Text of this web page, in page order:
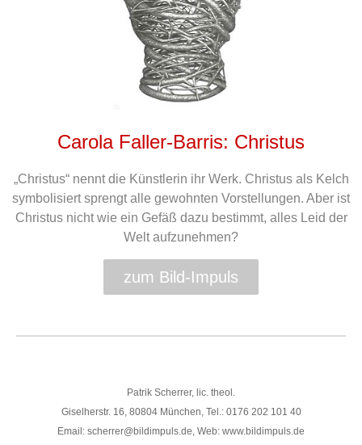
Carola Faller-Barris: Christus
„Christus“ nennt die Künstlerin ihr Werk. Christus als Kelch
symbolisiert sprengt alle gewohnten Vorstellungen. Aber ist
Christus nicht wie ein Gefäß dazu bestimmt, alles Leid der
Welt aufzunehmen?
zum Bild-Impuls
Patrik Scherrer, lic. theol.
Giselherstr. 16, 80804 München, Tel.: 0176 202 101 40
Email: scherrer@bildimpuls.de, Web: www.bildimpuls.de